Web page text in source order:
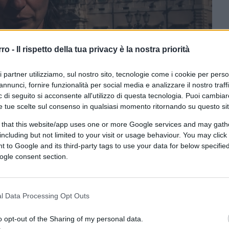
- Il rispetto della tua privacy è la nostra priorità
partner utilizziamo, sul nostro sito, tecnologie come i cookie per
fornire funzionalità per social media e analizzare il nostro
di seguito si acconsente all'utilizzo di questa tecnologia. Puoi
tue scelte sul consenso in qualsiasi momento ritornando su questo
that this website/app uses one or more Google services and may
but not limited to your visit or usage behaviour. You may
to Google and its third-party tags to use your data for below
consent section.
Data Processing Opt Outs
opt-out of the Sharing of my personal data.
GPT Image 1.5 di OpenAI
CLICCA QUI
0:00/--:--
realizzata dalla psichiatra Simona
in cui per ben 57 volte viene